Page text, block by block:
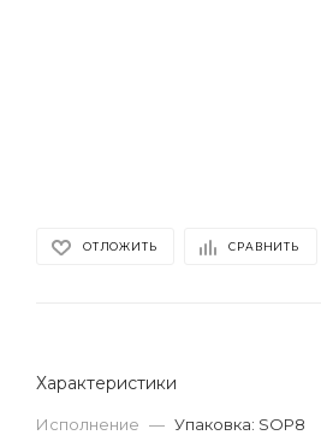
ОТЛОЖИТЬ СРАВНИТЬ
Характеристики
Исполнение — Упаковка: SOP8